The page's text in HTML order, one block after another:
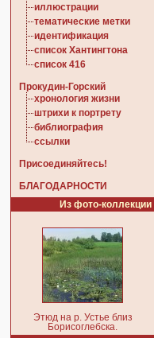
иллюстрации
тематические метки
идентификация
список Хантингтона
список 416
Прокудин-Горский
хронология жизни
штрихи к портрету
библиография
ссылки
Присоединяйтесь!
БЛАГОДАРНОСТИ
Из фото-коллекции
Этюд на р. Устье близ
Борисоглебска.